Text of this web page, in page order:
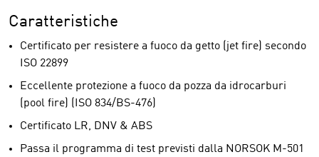
Caratteristiche
Certificato per resistere a fuoco da getto (jet fire) secondo
ISO 22899
Eccellente protezione a fuoco da pozza da idrocarburi
(pool fire) (ISO 834/BS-476)
Certificato LR, DNV & ABS
Passa il programma di test previsti dalla NORSOK M-501